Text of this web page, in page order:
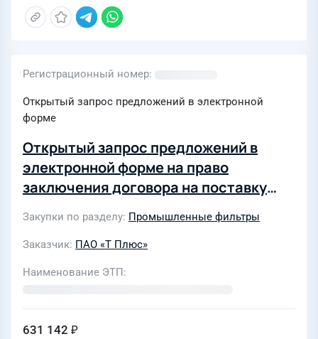
Регистрационный номер
Открытый запрос предложений в электронной
форме
Открытый запрос предложений в
электронной форме на право
заключения договора на поставку
продукции «Элемент фильтр. FTOV
FP.KN-1000-5» для нужд Филиала
«Удмуртский» ПАО «Т Плюс»
(4550741)
Закупки по разделу Промышленные фильтры
Заказчик ПАО «Т Плюс»
Наименование ЭТП
631 142 ₽